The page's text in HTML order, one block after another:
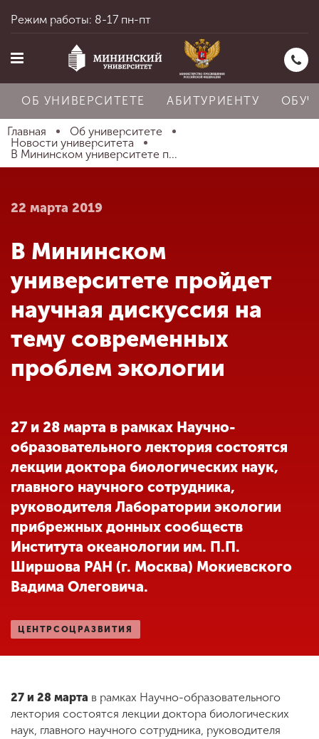
Главная
Абитуриенту
Обучение
Наука
Международная
деятельность
Другие виды
деятельности
Студенческая жизнь
организации
Режим работы: 8-17 пн-пт
ОБ УНИВЕРСИТЕТЕ АБИТУРИЕНТУ
Главная
Об университете
Новости университета
В Мининском университете п...
22 марта 2019
В Мининском
университете пройдет
научная дискуссия на
тему современных
проблем экологии
27 и 28 марта в рамках Научно-
образовательного лектория состоятся
лекции доктора биологических наук,
главного научного сотрудника,
руководителя Лаборатории экологии
прибрежных донных сообществ
Института океанологии им. П.П.
Ширшова РАН (г. Москва) Мокиевского
Вадима Олеговича.
ЦЕНТРСОЦРАЗВИТИЯ
27 и 28 марта в рамках Научно-образовательного
лектория состоятся лекции доктора биологических
наук, главного научного сотрудника, руководителя